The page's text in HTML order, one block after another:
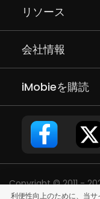
リソース
会社情報
iMobieを購読
Copyright © 2011 -
利便性向上のために、当